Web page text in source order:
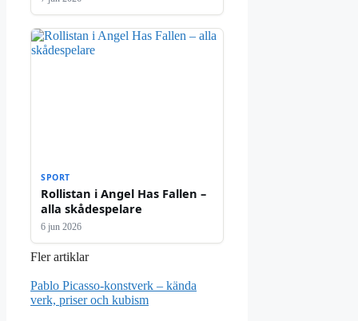
SPORT
Rollistan i Angel Has Fallen –
alla skådespelare
6 jun 2026
Fler artiklar
Pablo Picasso-konstverk – kända
verk, priser och kubism